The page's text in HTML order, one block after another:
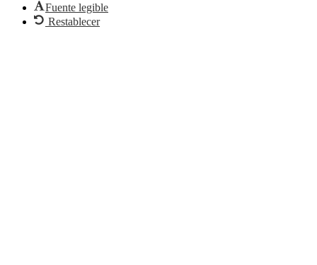
Fuente legible
Restablecer